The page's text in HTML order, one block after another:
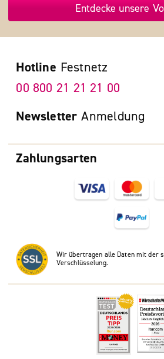
Entdecke unsere
Zahlungsarten
Wir übertragen alle Daten mit der
Verschlüsselung.
Hotline Festnetz
00 800 21 21 21 00
Newsletter Anmeldung